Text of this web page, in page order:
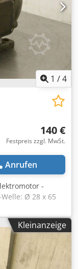
1 /4
140 €
Festpreis zzgl. MwSt.
Anrufen
-
Ø 28 x 65
-Abmessungen:
Kleinanzeige